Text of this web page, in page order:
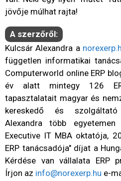
jövője múlhat rajta!
A szerzőről:
Kulcsár Alexandra a
független informatikai
Computerworld online ERP
év alatt mintegy 126
tapasztalatait magyar és
kereskedő és
Alexandra több egyetemen
Executive IT MBA oktatója,
ERP tanácsadója" díjat a
Kérdése van vállalata ERP
Írjon az info@norexerp.hu e-